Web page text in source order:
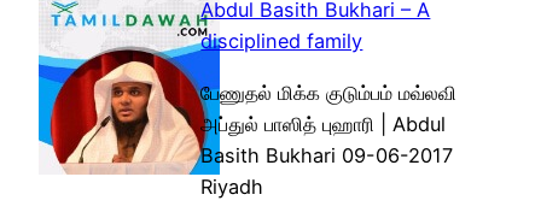
Abdul Basith Bukhari – A
disciplined family
பேணுதல் மிக்க குடும்பம் மவ்லவி
அப்துல் பாஸித் புஹாரி | Abdul
Basith Bukhari 09-06-2017
Riyadh